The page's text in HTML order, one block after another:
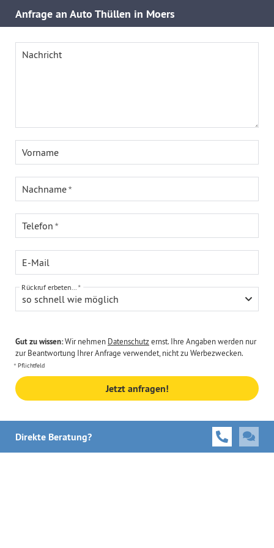
Anfrage an Auto Thüllen in Moers
Nachricht
Vorname
Nachname
Telefon
E-Mail
so schnell wie möglich
Rückruf erbeten...
Gut zu wissen:Wir nehmen Datenschutzernst. Ihre Angaben werden nur
zur Beantwortung Ihrer Anfrage verwendet, nicht zu Werbezwecken.
Pflichtfeld
Jetzt anfragen!
Direkte Beratung?